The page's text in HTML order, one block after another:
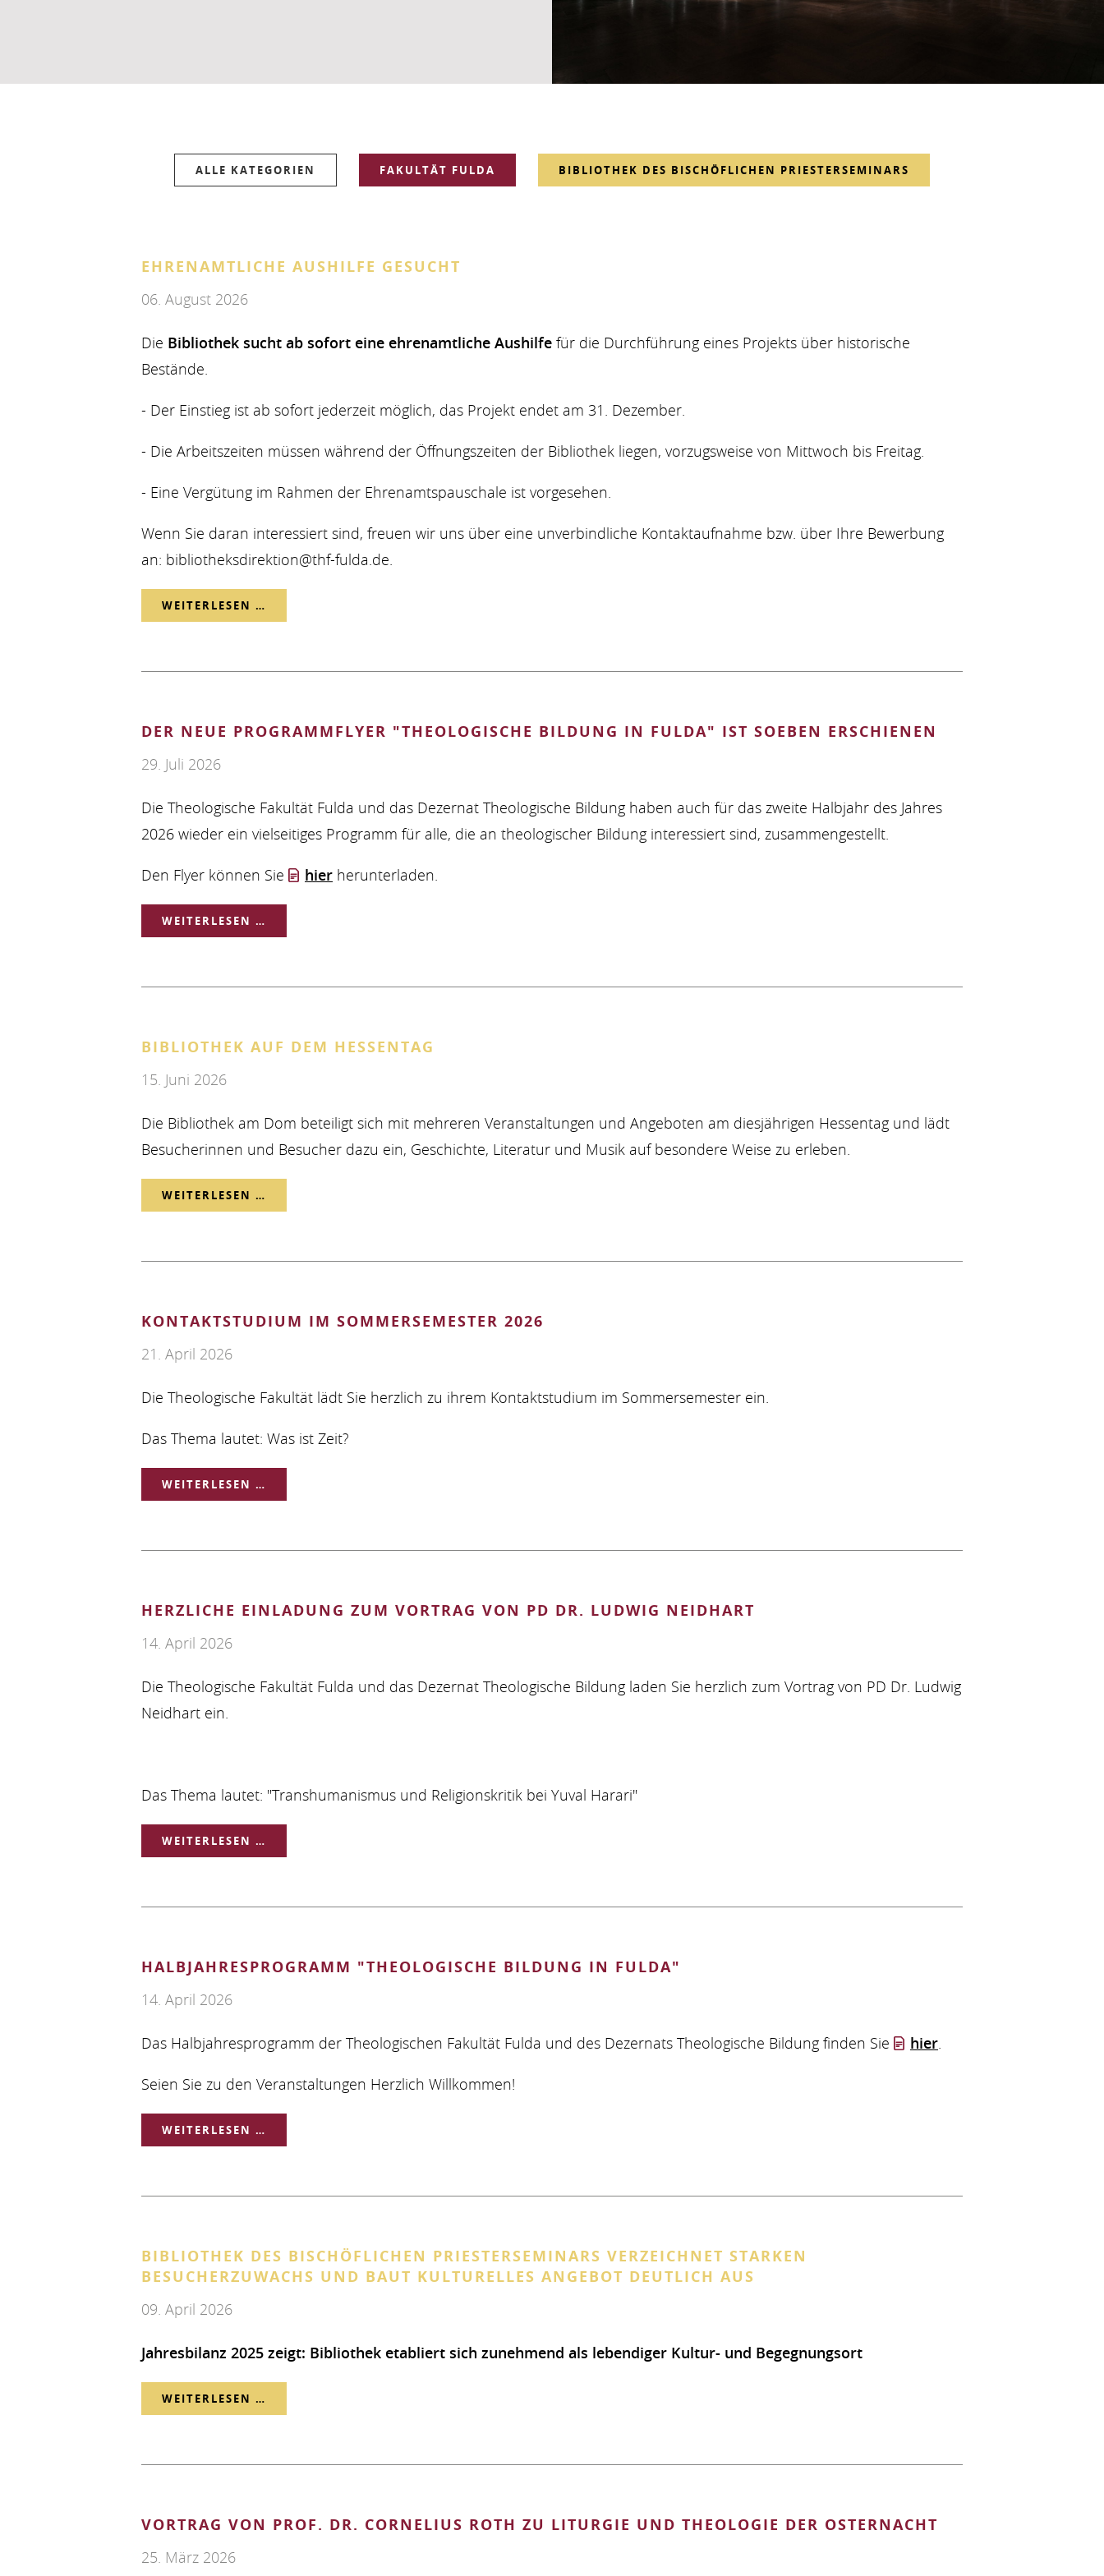
ALLE KATEGORIEN FAKULTÄT FULDA BIBLIOTHEK DES BISCHÖFLICHEN PRIESTERSEMINARS
EHRENAMTLICHE AUSHILFE GESUCHT
06. August 2026
Die Bibliothek sucht ab sofort eine ehrenamtliche Aushilfe für die Durchführung eines Projekts über historische
Bestände.
- Der Einstieg ist ab sofort jederzeit möglich, das Projekt endet am 31. Dezember.
- Die Arbeitszeiten müssen während der Öffnungszeiten der Bibliothek liegen, vorzugsweise von Mittwoch bis Freitag.
- Eine Vergütung im Rahmen der Ehrenamtspauschale ist vorgesehen.
Wenn Sie daran interessiert sind, freuen wir uns über eine unverbindliche Kontaktaufnahme bzw. über Ihre Bewerbung
an: bibliotheksdirektion@thf-fulda.de.
WEITERLESEN …
GESUCHT
DER NEUE PROGRAMMFLYER "THEOLOGISCHE BILDUNG IN FULDA" IST SOEBEN ERSCHIENEN
29. Juli 2026
Die Theologische Fakultät Fulda und das Dezernat Theologische Bildung haben auch für das zweite Halbjahr des Jahres
2026 wieder ein vielseitiges Programm für alle, die an theologischer Bildung interessiert sind, zusammengestellt.
Den Flyer können Sie hier herunterladen.
WEITERLESEN …
PROGRAMMFLYER
BILDUNG
FULDA"
IST
SOEBEN
ERSCHIENEN
BIBLIOTHEK AUF DEM HESSENTAG
15. Juni 2026
Die Bibliothek am Dom beteiligt sich mit mehreren Veranstaltungen und Angeboten am diesjährigen Hessentag und lädt
Besucherinnen und Besucher dazu ein, Geschichte, Literatur und Musik auf besondere Weise zu erleben.
WEITERLESEN …
DEM
KONTAKTSTUDIUM IM SOMMERSEMESTER 2026
21. April 2026
Die Theologische Fakultät lädt Sie herzlich zu ihrem Kontaktstudium im Sommersemester ein.
Das Thema lautet: Was ist Zeit?
WEITERLESEN …
SOMMERSEMESTER
HERZLICHE EINLADUNG ZUM VORTRAG VON PD DR. LUDWIG NEIDHART
14. April 2026
Die Theologische Fakultät Fulda und das Dezernat Theologische Bildung laden Sie herzlich zum Vortrag von PD Dr. Ludwig
Neidhart ein.
Das Thema lautet: "Transhumanismus und Religionskritik bei Yuval Harari"
WEITERLESEN …
ZUM
VON
DR.
HALBJAHRESPROGRAMM "THEOLOGISCHE BILDUNG IN FULDA"
14. April 2026
Das Halbjahresprogramm der Theologischen Fakultät Fulda und des Dezernats Theologische Bildung finden Sie hier.
Seien Sie zu den Veranstaltungen Herzlich Willkommen!
WEITERLESEN …
BILDUNG
FULDA"
BIBLIOTHEK DES BISCHÖFLICHEN PRIESTERSEMINARS VERZEICHNET STARKEN
BESUCHERZUWACHS UND BAUT KULTURELLES ANGEBOT DEUTLICH AUS
09. April 2026
Jahresbilanz 2025 zeigt: Bibliothek etabliert sich zunehmend als lebendiger Kultur- und Begegnungsort
WEITERLESEN …
BISCHÖFLICHEN
VERZEICHNET
VORTRAG VON PROF. DR. CORNELIUS ROTH ZU LITURGIE UND THEOLOGIE DER OSTERNACHT
25. März 2026